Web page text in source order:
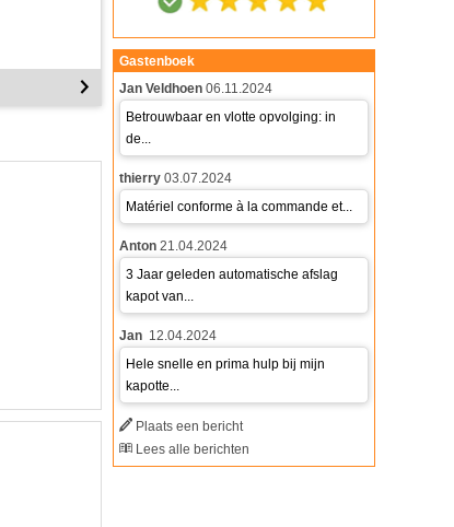
Gastenboek
Jan Veldhoen 06.11.2024
Betrouwbaar en vlotte opvolging: in
de...
thierry 03.07.2024
Matériel conforme à la commande et...
Anton 21.04.2024
3 Jaar geleden automatische afslag
kapot van...
Jan 12.04.2024
Hele snelle en prima hulp bij mijn
kapotte...
Plaats een bericht
Lees alle berichten